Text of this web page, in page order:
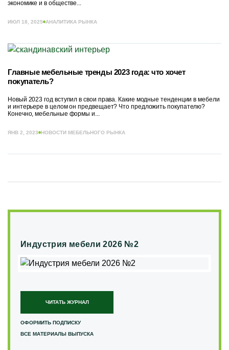
экономике и в обществе...
ИЮЛ 18, 2025 АНАЛИТИКА РЫНКА
Главные мебельные тренды 2023 года: что хочет
покупатель?
Новый 2023 год вступил в свои права. Какие модные тенденции в мебели
и интерьере в целом он предвещает? Что предложить покупателю?
Конечно, мебельные формы и...
ЯНВ 2, 2023 НОВОСТИ МЕБЕЛЬНОГО РЫНКА
Индустрия мебели 2026 №2
ЧИТАТЬ ЖУРНАЛ
ОФОРМИТЬ ПОДПИСКУ
ВСЕ МАТЕРИАЛЫ ВЫПУСКА